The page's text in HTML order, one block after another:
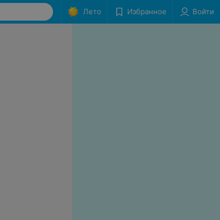
Лето Избранное Войти